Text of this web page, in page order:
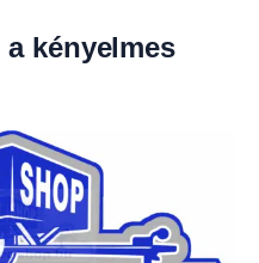
kényelmes